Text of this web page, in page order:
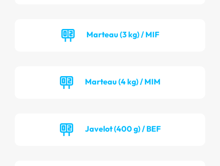
Marteau (3 kg) / MIF
Marteau (4 kg) / MIM
Javelot (400 g) / BEF